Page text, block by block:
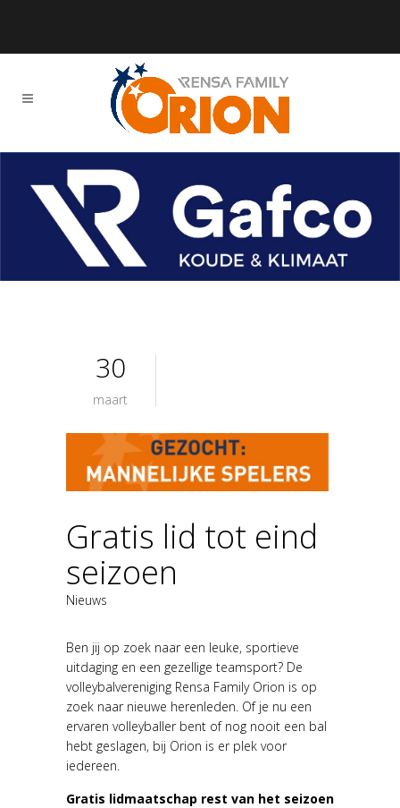
30
maart
Gratis lid tot eind
seizoen
Nieuws
Ben jij op zoek naar een leuke, sportieve
uitdaging en een gezellige teamsport? De
volleybalvereniging Rensa Family Orion is op
zoek naar nieuwe herenleden. Of je nu een
ervaren volleyballer bent of nog nooit een bal
hebt geslagen, bij Orion is er plek voor
iedereen.
Gratis lidmaatschap rest van het seizoen